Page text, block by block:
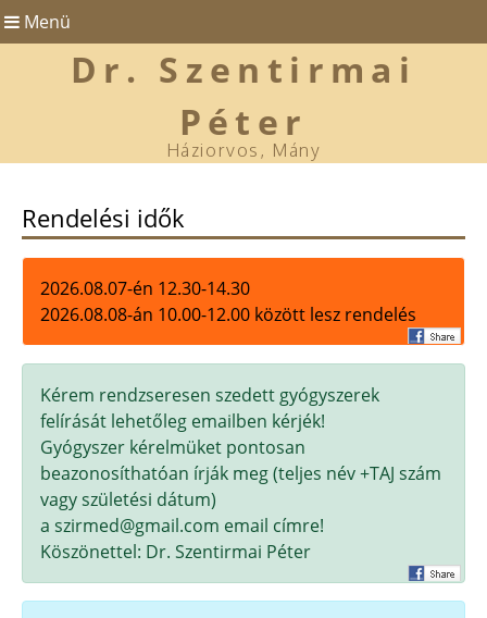
Menü
Dr. Szentirmai
Péter
Háziorvos, Mány
Rendelési idők
2026.08.07-én 12.30-14.30
2026.08.08-án 10.00-12.00 között lesz rendelés
Kérem rendzseresen szedett gyógyszerek
felírását lehetőleg emailben kérjék!
Gyógyszer kérelmüket pontosan
beazonosíthatóan írják meg (teljes név +TAJ szám
vagy születési dátum)
a szirmed@gmail.com email címre!
Köszönettel: Dr. Szentirmai Péter